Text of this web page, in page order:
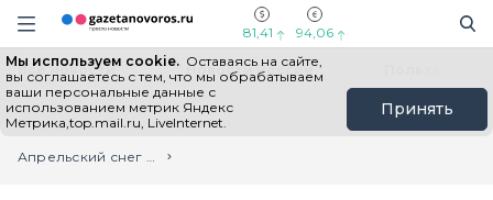
Информационный портал "ГазетаНоворос.ру"
Навигация сайта
81,41 94,06
Мы используем cookie. Оставаясь на сайте,
вы соглашаетесь с тем, что мы обрабатываем
ваши персональные данные с
использованием метрик Яндекс
Метрика,top.mail.ru, LiveInternet.
Принять
Все новости Новости России
Главная
Лента новостей
Апрельский снег выпал в Мостовском и Апшеронском районах Кубани